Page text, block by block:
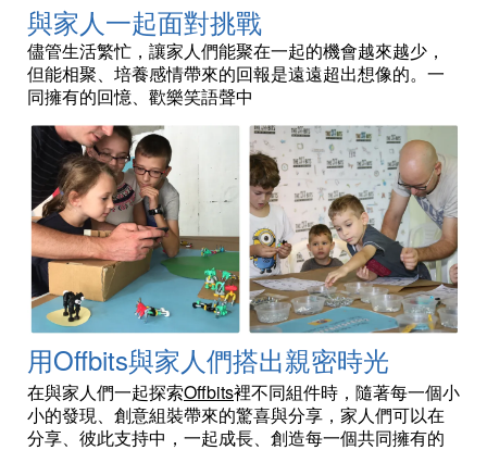
與家人一起面對挑戰
儘管生活繁忙，讓家人們能聚在一起的機會越來越少，
但能相聚、培養感情帶來的回報是遠遠超出想像的。一
同擁有的回憶、歡樂笑語聲中
用Offbits與家人們搭出親密時光
在與家人們一起探索Offbits裡不同組件時，隨著每一個小
小的發現、創意組裝帶來的驚喜與分享，家人們可以在
分享、彼此支持中，一起成長、創造每一個共同擁有的